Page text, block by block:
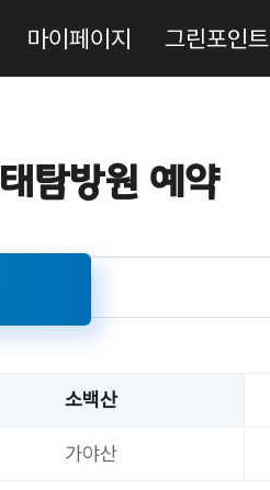
마이페이지 그린포인트
탐방원 예약
소백산
가야산